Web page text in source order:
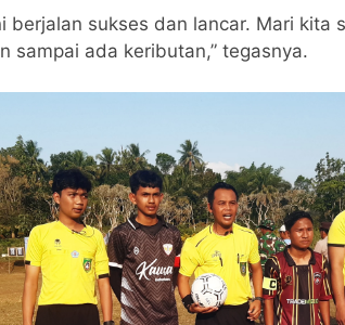
berjalan sukses dan lancar. Mari kita
sampai ada keributan,” tegasnya.